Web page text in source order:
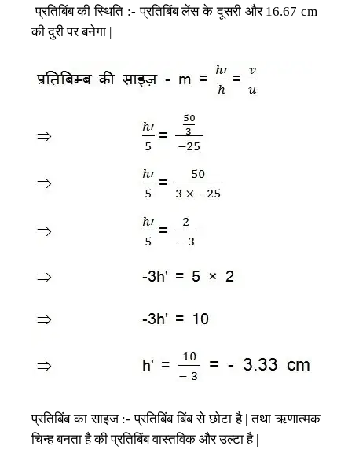
प्रतिबिंब की स्थिति :-प्रतिबिंब लेंस के दूसरी और16.67 cm
कीदुरीपरबनेगा |
प्रतिबिंब का साइज:-प्रतिबिंब बिंब से छोटा है|तथा ऋणात्मक
चिन्हबनताहैकीप्रतिबिंबवास्तविकऔरउल्टाहै|